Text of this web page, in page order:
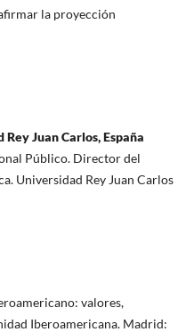
la proyección
Juan Carlos, España
Público. Director del
Universidad Rey Juan Carlos
valores,
Iberoamericana. Madrid: